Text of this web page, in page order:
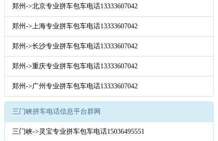
郑州->北京专业拼车包车电话13333607042
郑州->上海专业拼车包车电话13333607042
郑州->长沙专业拼车包车电话13333607042
郑州->重庆专业拼车包车电话13333607042
郑州->广州专业拼车包车电话13333607042
三门峡拼车电话信息平台群网
三门峡->灵宝专业拼车包车电话15036495551